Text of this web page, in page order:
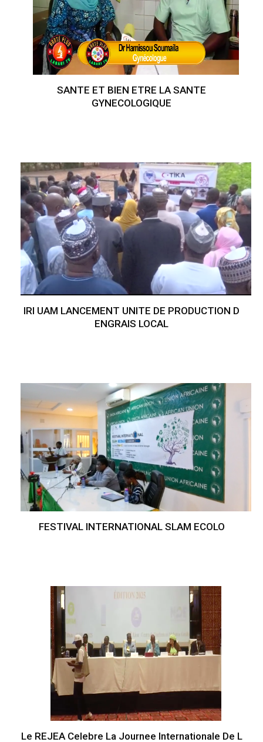
SANTE ET BIEN ETRE LA SANTE
GYNECOLOGIQUE
IRI UAM LANCEMENT UNITE DE PRODUCTION D
ENGRAIS LOCAL
FESTIVAL INTERNATIONAL SLAM ECOLO
Le REJEA Celebre La Journee Internationale De L